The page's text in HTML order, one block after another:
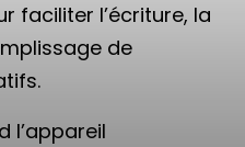
faciliter l’écriture, la
de
l’appareil